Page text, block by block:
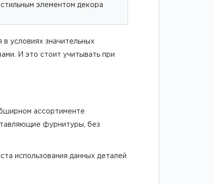
элементом декора
условиях значительных
И это стоит учитывать при
ассортименте
фурнитуры, без
использования данных деталей